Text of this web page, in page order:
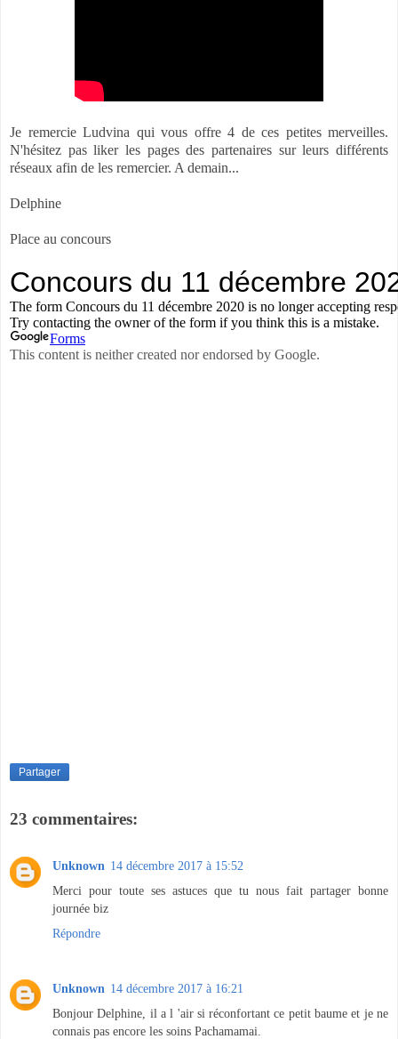
Je remercie Ludvina qui vous offre 4 de ces petites merveilles.
N'hésitez pas liker les pages des partenaires sur leurs différents
réseaux afin de les remercier. A demain...
Delphine
Place au concours
Partager
23 commentaires:
Unknown 14 décembre 2017 à 15:52
Merci pour toute ses astuces que tu nous fait partager bonne
journée biz
Répondre
Unknown 14 décembre 2017 à 16:21
Bonjour Delphine, il a l 'air si réconfortant ce petit baume et je ne
connais pas encore les soins Pachamamai.